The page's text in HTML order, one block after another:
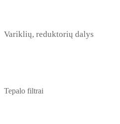
Variklių, reduktorių dalys
Tepalo filtrai